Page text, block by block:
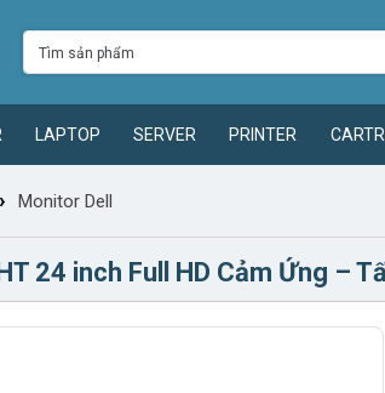
LAPTOP SERVER PRINTER
› Monitor Dell
24 inch Full HD Cảm Ứng –